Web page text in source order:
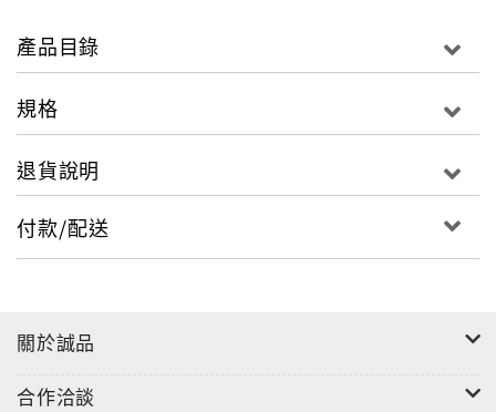
這是一波波巨浪下的認知錯亂，原有的框架早已不足以
定義現狀，但我們仍每天努力理解，努力站穩。
A smooth sea never made a skilled sailor. —— 富蘭
克林·羅斯福（Franklin D. Roosevelt）
越是在這種時刻，散發出的光芒就越加耀眼，越加動
人。這一年，《WEPEOPLE》以平台的身份與各界頂尖
人物深入交流，以品味、風格、影響力為題舉辦不同主
題的活動串聯彼此，創造出合作的契機；而渴望故事的
2025 WEMATES 年度影響力人物恆隆行董事長陳政鴻致
帶入台灣；年度傑出開拓者得主三麗鷗台灣總經理李明
產品目錄
規格
退貨說明
付款/配送
關於誠品
合作洽談